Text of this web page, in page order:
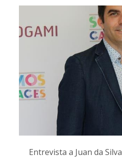
Entrevista a Juan da Silva